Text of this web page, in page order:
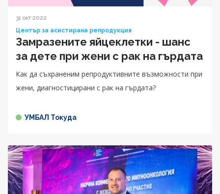
31 окт 2022
Център за асистирана репродукция
Замразените яйцеклетки - шанс
за дете при жени с рак на гърдата
Как да съхраненим репродуктивните възможности при
жени, диагностицирани с рак на гърдата?
УМБАЛ Токуда